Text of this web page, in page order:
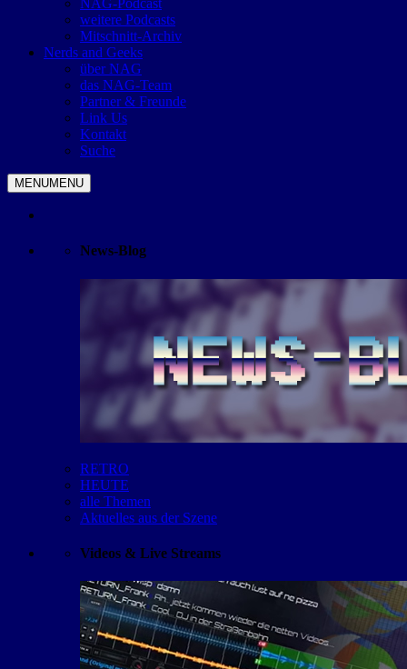
NAG-Podcast
weitere Podcasts
Mitschnitt-Archiv
Nerds and Geeks
über NAG
das NAG-Team
Partner & Freunde
Link Us
Kontakt
Suche
MENUMENU
News-Blog
RETRO
HEUTE
alle Themen
Aktuelles aus der Szene
Videos & Live Streams